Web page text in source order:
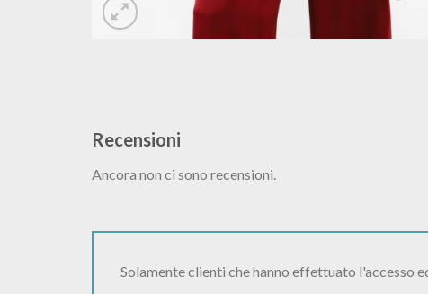
Recensioni
Ancora non ci sono recensioni.
Solamente clienti che hanno effettuato l'accesso